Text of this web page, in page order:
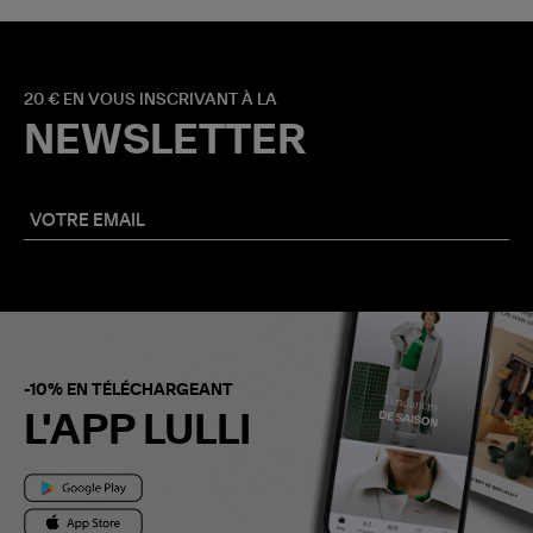
20 € EN VOUS INSCRIVANT À LA
NEWSLETTER
-10% EN TÉLÉCHARGEANT
L'APP LULLI